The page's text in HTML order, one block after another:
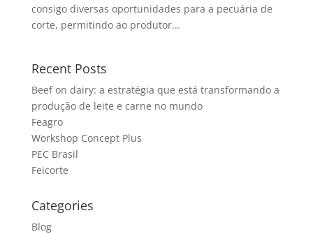
consigo diversas oportunidades para a pecuária de
corte, permitindo ao produtor...
Recent Posts
Beef on dairy: a estratégia que está transformando a
produção de leite e carne no mundo
Feagro
Workshop Concept Plus
PEC Brasil
Feicorte
Categories
Blog